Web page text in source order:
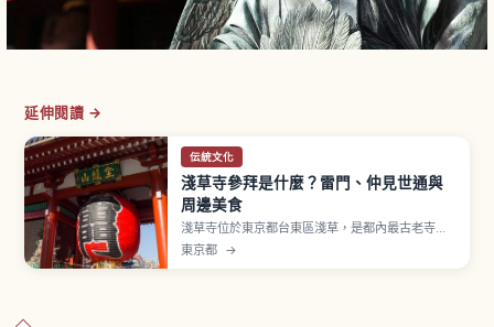
延伸閱讀 →
伝統文化
淺草寺參拜是什麼？雷門、仲見世通與
周邊美食
淺草寺位於東京都台東區淺草，是都內最古老寺
院，相傳推古天皇36年（628年）創建。山號「金
東京都 →